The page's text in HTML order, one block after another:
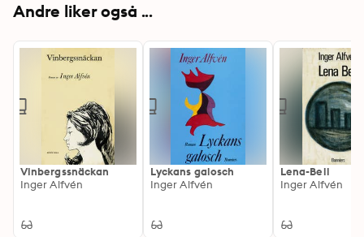
Andre liker også ...
Vinbergssnäckan
Inger Alfvén
Lyckans galosch
Inger Alfvén
Lena-Bell
Inger Alfvén